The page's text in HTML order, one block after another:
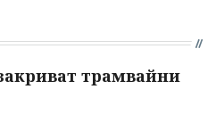
трамвайни